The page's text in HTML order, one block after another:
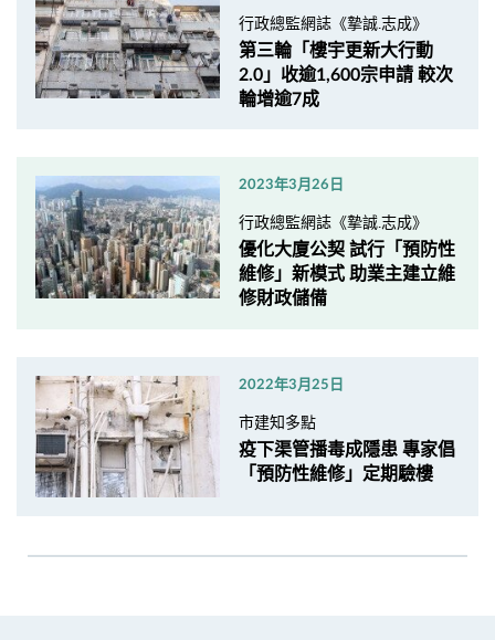
行政總監網誌《摯誠.志成》
第三輪「樓宇更新大行動
2.0」收逾1,600宗申請 較次
輪增逾7成
2023年3月26日
行政總監網誌《摯誠.志成》
優化大廈公契 試行「預防性
維修」新模式 助業主建立維
修財政儲備
2022年3月25日
市建知多點
疫下渠管播毒成隱患 專家倡
「預防性維修」定期驗樓